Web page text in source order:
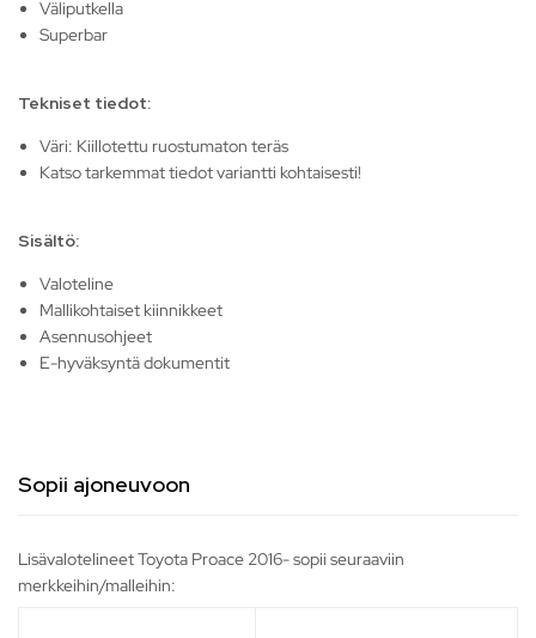
Väliputkella
Superbar
Tekniset tiedot:
Väri: Kiillotettu ruostumaton teräs
Katso tarkemmat tiedot variantti kohtaisesti!
Sisältö:
Valoteline
Mallikohtaiset kiinnikkeet
Asennusohjeet
E-hyväksyntä dokumentit
Sopii ajoneuvoon
Lisävalotelineet Toyota Proace 2016- sopii seuraaviin
merkkeihin/malleihin: